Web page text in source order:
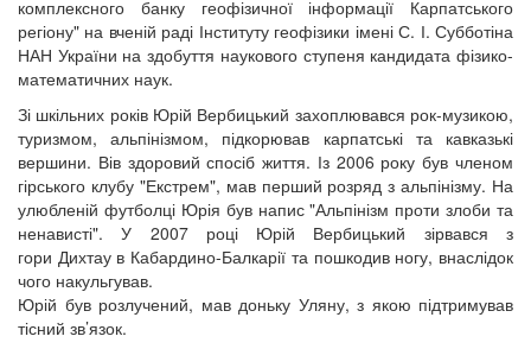
комплексного банку геофізичної інформації Карпатського
регіону" на вченій раді Інституту геофізики імені С. І. Субботіна
НАН України на здобуття наукового ступеня кандидата фізико-
математичних наук.
Зі шкільних років Юрій Вербицький захоплювався рок-музикою,
туризмом, альпінізмом, підкорював карпатські та кавказькі
вершини. Вів здоровий спосіб життя. Із 2006 року був членом
гірського клубу "Екстрем", мав перший розряд з альпінізму. На
улюбленій футболці Юрія був напис "Альпінізм проти злоби та
ненависті". У 2007 році Юрій Вербицький зірвався з
гори Дихтау в Кабардино-Балкарії та пошкодив ногу, внаслідок
чого накульгував.
Юрій був розлучений, мав доньку Уляну, з якою підтримував
тісний зв’язок.